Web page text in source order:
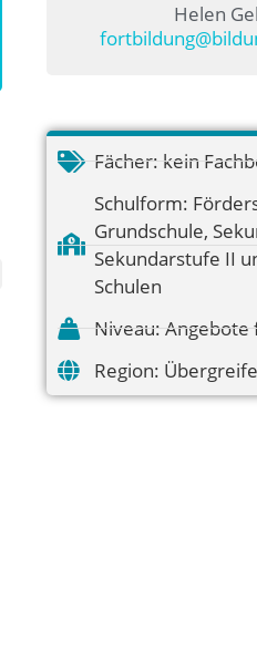
Helen
Fächer: kein
Schulform:
Grundschule,
Sekundarstufe II
Schulen
Niveau: Angebote
Region: